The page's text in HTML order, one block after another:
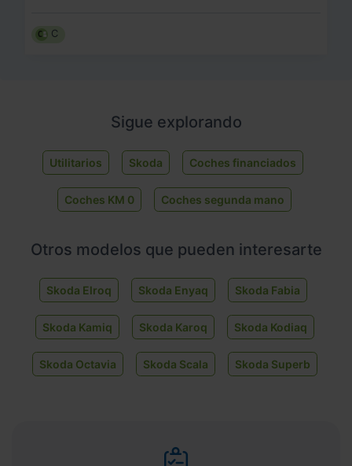
C
Sigue explorando
Utilitarios Skoda Coches financiados
Coches KM 0 Coches segunda mano
Otros modelos que pueden interesarte
Skoda Elroq Skoda Enyaq Skoda Fabia
Skoda Kamiq Skoda Karoq Skoda Kodiaq
Skoda Octavia Skoda Scala Skoda Superb